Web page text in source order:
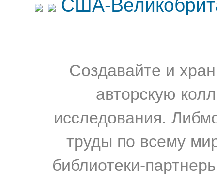
Создавайте и
авторскую
исследования.
труды по всему
библиотеки-